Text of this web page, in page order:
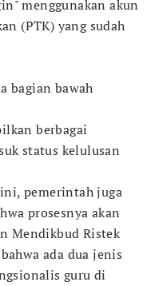
menggunakan akun
(PTK) yang sudah
bagian bawah
berbagai
status kelulusan
pemerintah juga
prosesnya akan
Mendikbud Ristek
ada dua jenis
guru di